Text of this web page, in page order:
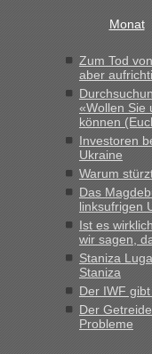
Grenzübergang
„Bin am Montag
das erste Mal an
vor mir, bin sonst der
Minuten wurde dann
Berichte und
Grenzübergang
schnellsten?
„Derzeit, ist es
Polen. Zb. Krakovets
Montag rüber,
Monat
Zum Tod
aber
«Wollen Sie
können
Investoren
Ukraine
Warum
Das
linksufrigen
Ist es
wir sagen,
Staniza
Staniza
Der IWF
Der
Probleme